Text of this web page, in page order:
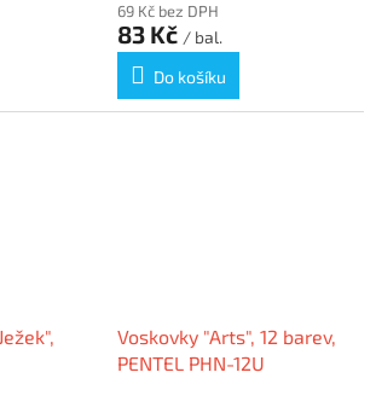
69 Kč bez DPH
83 Kč / bal.
Do košíku
Voskovky "Arts", 12 barev,
PENTEL PHN-12U